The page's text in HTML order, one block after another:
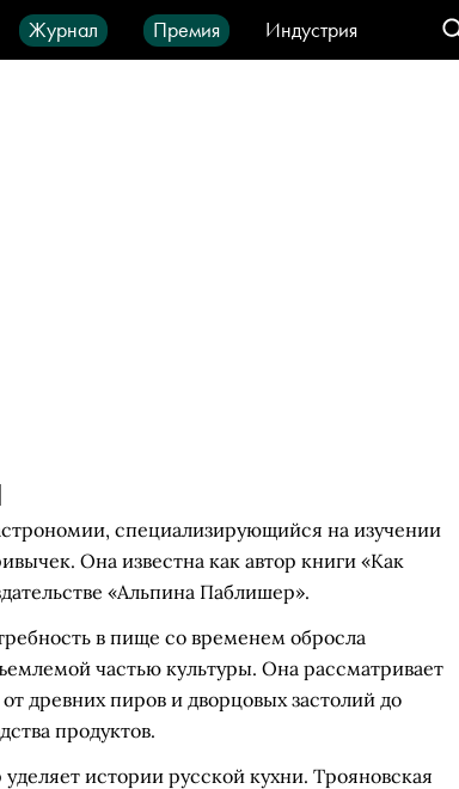
Журнал Премия
Индустрия
Город IT-продукты
специализирующийся на изучении
Она известна как автор книги «Как
«Альпина Паблишер».
в пище со временем обросла
частью культуры. Она рассматривает
древних пиров и дворцовых застолий до
продуктов.
истории русской кухни. Трояновская